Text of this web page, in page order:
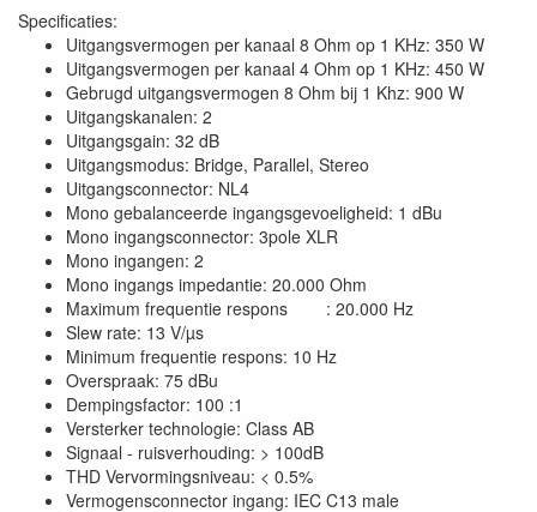
Specificaties:
Uitgangsvermogen per kanaal 8 Ohm op 1 KHz: 350 W
Uitgangsvermogen per kanaal 4 Ohm op 1 KHz: 450 W
Gebrugd uitgangsvermogen 8 Ohm bij 1 Khz: 900 W
Uitgangskanalen: 2
Uitgangsgain: 32 dB
Uitgangsmodus: Bridge, Parallel, Stereo
Uitgangsconnector: NL4
Mono gebalanceerde ingangsgevoeligheid: 1 dBu
Mono ingangsconnector: 3pole XLR
Mono ingangen: 2
Mono ingangs impedantie: 20.000 Ohm
Maximum frequentie respons : 20.000 Hz
Slew rate: 13 V/µs
Minimum frequentie respons: 10 Hz
Overspraak: 75 dBu
Dempingsfactor: 100 :1
Versterker technologie: Class AB
Signaal - ruisverhouding: > 100dB
THD Vervormingsniveau: < 0.5%
Vermogensconnector ingang: IEC C13 male